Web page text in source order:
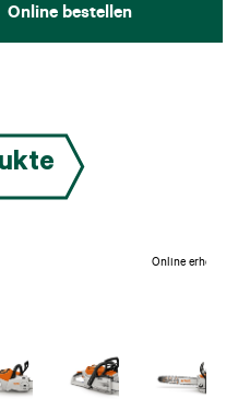
Online bestellen
Online erhältlich